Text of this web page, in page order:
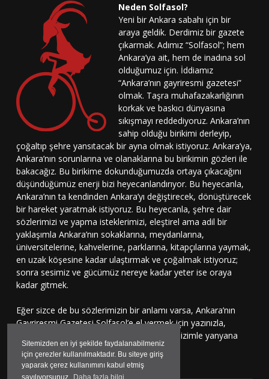
Sitemizden en iyi şekilde faydalanabilmeniz
için çerezler kullanılmaktadır. Bu siteye giriş
yaparak çerez kullanımını kabul etmiş
sayılıyorsunuz.
Daha fazla bilgi
Neden Solfasol?
Yeni bir Ankara sabahı için bir
araya geldik. Derdimiz bir gazete
çıkarmak. Adımız “Solfasol”; hem
Ankara’ya ait, hem de inadına sol
olduğumuz için. İddiamız
“Ankara’nın gayriresmi gazetesi”
olmak. Taşra muhafazakarlığının
korkak ve baskıcı dünyasına
sıkışmayı reddediyoruz. Ankara’nın
sahip olduğu birikimi derleyip,
çoğaltıp şehre yansıtacak bir ayna olmak istiyoruz. Ankara’ya,
Ankara’nın sorunlarına ve olanaklarına bu birikimin gözleri ile
bakacağız. Bu birikime dokunduğumuzda ortaya çıkacağını
düşündüğümüz enerji bizi heyecanlandırıyor. Bu heyecanla,
Ankara’nın ta kendinden Ankara’yı değiştirecek, dönüştürecek
bir hareket yaratmak istiyoruz. Bu heyecanla, şehre dair
sözlerimizi ve yapma isteklerimizi, eleştirel ama adil bir
yaklaşımla Ankara’nın sokaklarına, meydanlarına,
üniversitelerine, kahvelerine, parklarına, kitapçılarına yaymak,
en uzak köşesine kadar ulaştırmak ve çoğalmak istiyoruz;
sonra sesimiz ve gücümüz nereye kadar yeter ise oraya
kadar gitmek.
Eğer sizce de bu sözlerimizin bir anlamı varsa, Ankara’nın
Gayriresmi Gazetesi Solfasol’e el vermek için yazınızla,
çizinizle, sesinizle bu harekete katılmaya, bizimle yanyana
durmaya davetlisiniz.